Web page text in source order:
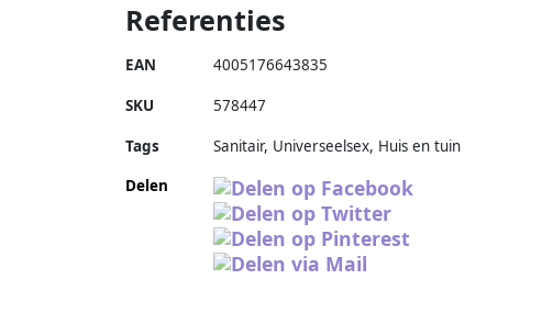
Referenties
EAN 4005176643835
SKU 578447
Tags
Sanitair, Universeelsex, Huis en tuin
Delen